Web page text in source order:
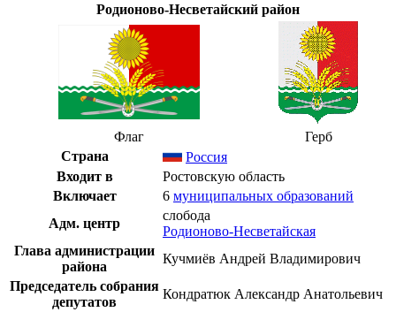
Родионово-Несветайский район
Флаг
Герб
Страна
Россия
Входит в
Ростовскую область
Включает
6 муниципальных образований
Адм. центр
слобода
Родионово-Несветайская
Глава администрации
района
Кучмиёв Андрей Владимирович
Председатель собрания
депутатов
Кондратюк Александр Анатольевич